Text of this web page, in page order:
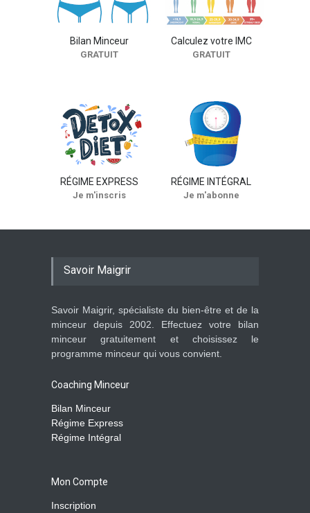
et épicée
Bilan Minceur
GRATUIT
Calculez votre IMC
GRATUIT
RÉGIME EXPRESS
Je m'inscris
RÉGIME INTÉGRAL
Je m'abonne
Savoir Maigrir
Savoir Maigrir, spécialiste du bien-être et de la
minceur depuis 2002. Effectuez votre bilan
minceur gratuitement et choisissez le
programme minceur qui vous convient.
Coaching Minceur
Bilan Minceur
Régime Express
Régime Intégral
Mon Compte
Inscription